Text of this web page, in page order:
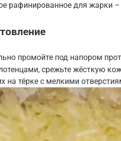
рафинированное для жарки
промойте под напором
срежьте жёсткую
на тёрке с мелкими